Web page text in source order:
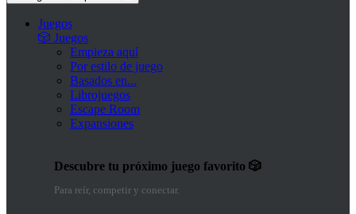
Juegos
🎲 Juegos
Empieza aquí
Por estilo de juego
Basados en...
Librojuegos
Escape Room
Expansiones
Descubre tu próximo juego favorito 🎲
Para reír, competir y conectar.